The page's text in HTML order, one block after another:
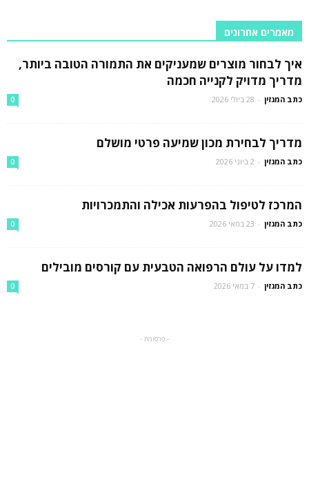
מאמרים אחרונים
איך לבחור מוצרים שמעניקים את התמורה הטובה ביותר,
מדריך מדויק לקנייה חכמה
כתב המגזין - 28 ביולי 2026 0
מדריך לבחירת מכון שמיעה פרטי מושלם
כתב המגזין - 2 ביוני 2026 0
המרכז לטיפול בהפרעות אכילה והתמכרויות
כתב המגזין - 23 במאי 2026 0
למדו על עולם הרפואה הטבעית עם קורסים מובילים
כתב המגזין - 7 במאי 2026 0
- פרסומת -